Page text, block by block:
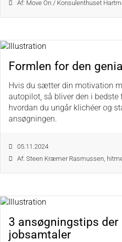
Af: Move On / Konsulenthuset
Formlen for den
Hvis du sætter din motivation
autopilot, så bliver den i
hvordan du ungår klichéer og
ansøgningen.
05.11.2024
Af: Steen Kræmer Rasmussen,
3 ansøgningstips der
jobsamtaler